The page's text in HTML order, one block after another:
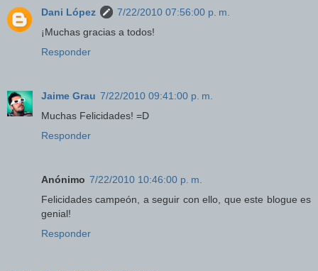
Dani López
7/22/2010 07:56:00 p. m.
¡Muchas gracias a todos!
Responder
Jaime Grau 7/22/2010 09:41:00 p. m.
Muchas Felicidades! =D
Responder
Anónimo 7/22/2010 10:46:00 p. m.
Felicidades campeón, a seguir con ello, que este blogue es
genial!
Responder